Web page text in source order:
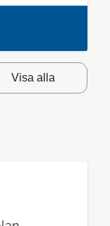
Visa alla